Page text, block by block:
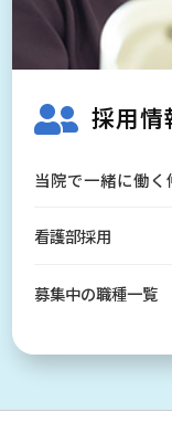
採用情
当院で一緒に働く
看護部採用
募集中の職種一覧